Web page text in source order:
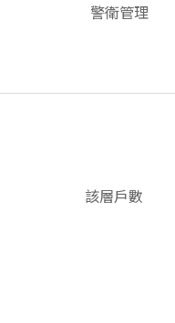
警衛管理
該層戶數